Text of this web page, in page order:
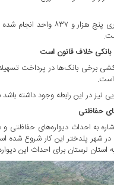
بانکی خلاف قانون است
برخی بانک‌ها در پرداخت
است.
نیز در این رابطه وجود داشته
به احداث دیواره‌های حفاظتی و
در شهر پلدختر این کار شروع